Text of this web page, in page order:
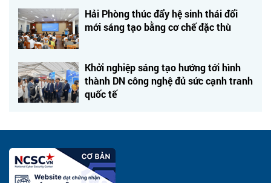
Hải Phòng thúc đẩy hệ sinh thái đổi
mới sáng tạo bằng cơ chế đặc thù
Khởi nghiệp sáng tạo hướng tới hình
thành DN công nghệ đủ sức cạnh tranh
quốc tế